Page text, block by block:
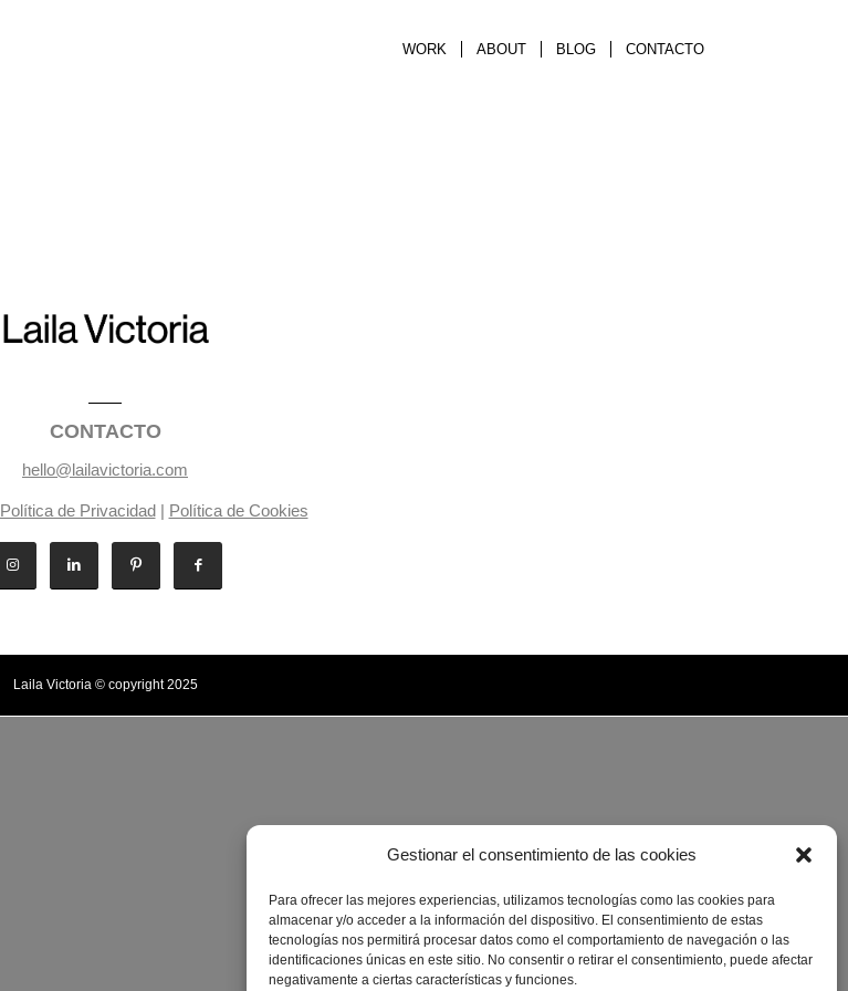
Gestionar el consentimiento de las cookies
Para ofrecer las mejores experiencias, utilizamos tecnologías como las cookies para
almacenar y/o acceder a la información del dispositivo. El consentimiento de estas
tecnologías nos permitirá procesar datos como el comportamiento de navegación o las
identificaciones únicas en este sitio. No consentir o retirar el consentimiento, puede afectar
negativamente a ciertas características y funciones.
WORK ABOUT BLOG CONTACTO
CONTACTO
hello@lailavictoria.com
Política de Privacidad| Política de Cookies
Laila Victoria © copyright 2025